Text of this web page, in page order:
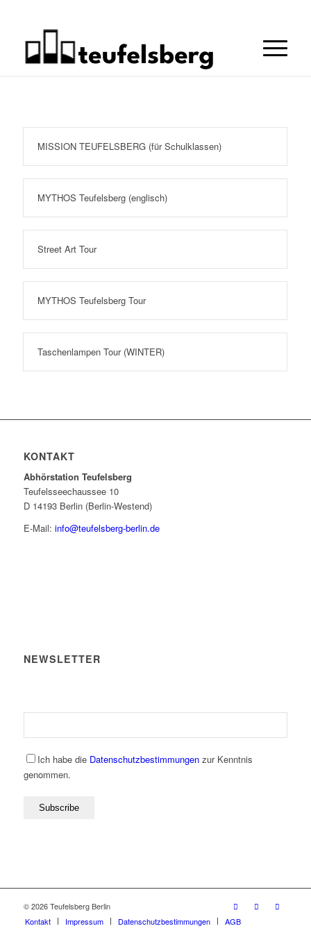
MISSION TEUFELSBERG (für Schulklassen)
MYTHOS Teufelsberg (englisch)
Street Art Tour
MYTHOS Teufelsberg Tour
Taschenlampen Tour (WINTER)
KONTAKT
Abhörstation Teufelsberg
Teufelsseechaussee 10
D 14193 Berlin (Berlin-Westend)
E-Mail: info@teufelsberg-berlin.de
NEWSLETTER
Ich habe die Datenschutzbestimmungenzur Kenntnis
genommen.
© 2026 Teufelsberg Berlin
Kontakt
Impressum Datenschutzbestimmungen AGB